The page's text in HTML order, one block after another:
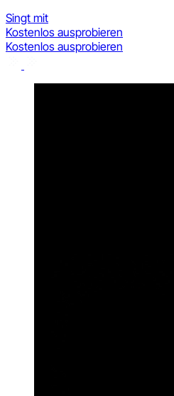
Singt mit
Kostenlos ausprobieren
Kostenlos ausprobieren